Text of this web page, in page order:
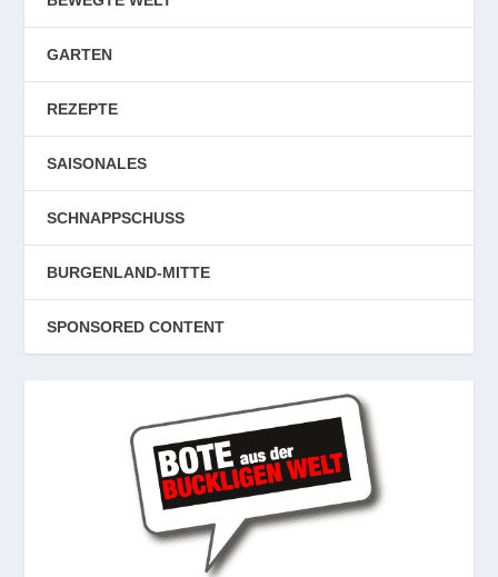
GARTEN
REZEPTE
SAISONALES
SCHNAPPSCHUSS
BURGENLAND-MITTE
SPONSORED CONTENT